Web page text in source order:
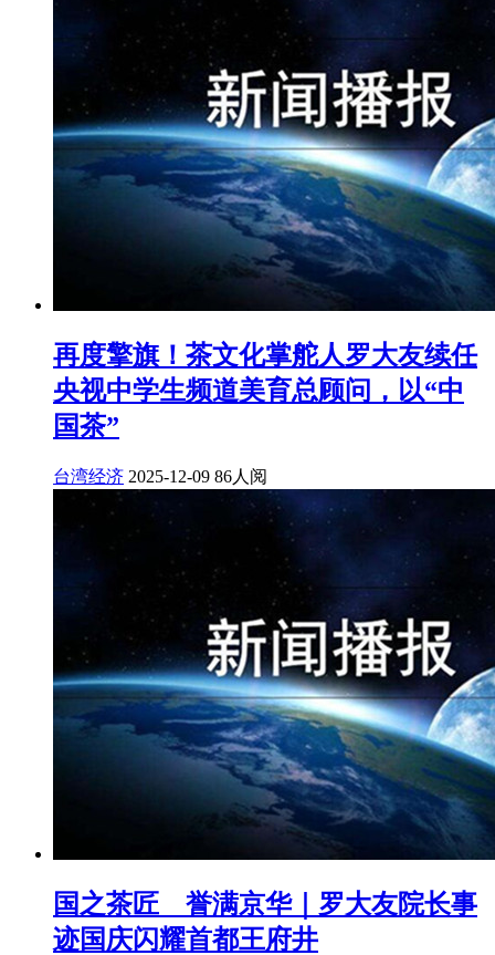
再度擎旗！茶文化掌舵人罗大友续任
央视中学生频道美育总顾问，以“中
国茶”
台湾经济 2025-12-09 86人阅
国之茶匠 誉满京华｜罗大友院长事
迹国庆闪耀首都王府井